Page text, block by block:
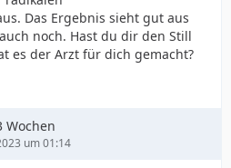
Das Ergebnis sieht gut aus
noch. Hast du dir den Still
es der Arzt für dich gemacht?
Wochen
um 01:14